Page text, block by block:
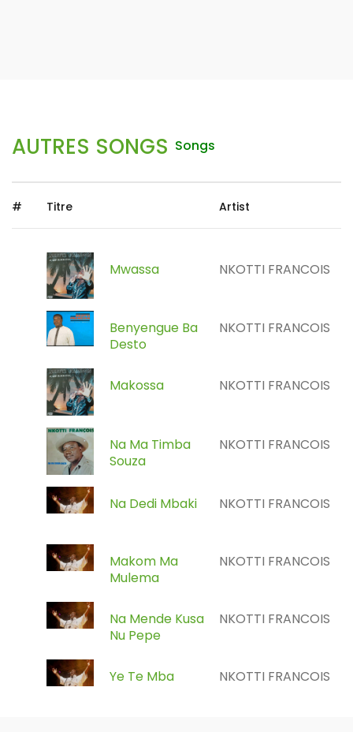
AUTRES SONGS Songs
# Titre Artist
Mwassa NKOTTI FRANCOIS
Benyengue Ba
Desto
NKOTTI FRANCOIS
Makossa NKOTTI FRANCOIS
Na Ma Timba
Souza
NKOTTI FRANCOIS
Na Dedi Mbaki NKOTTI FRANCOIS
Makom Ma
Mulema
NKOTTI FRANCOIS
Na Mende Kusa
Nu Pepe
NKOTTI FRANCOIS
Ye Te Mba NKOTTI FRANCOIS